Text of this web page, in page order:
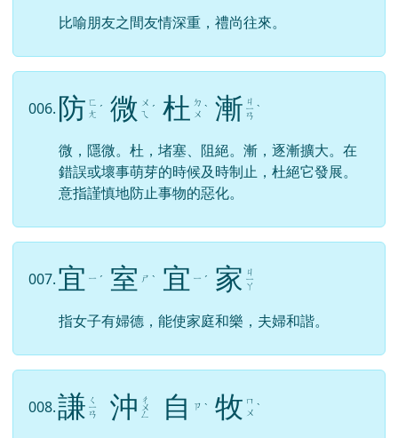
比喻朋友之間友情深重，禮尚往來。
006. 防 ㄈ
ㄤ ˊ 微 ㄨ
ㄟ
ˊ 杜 ㄉ
ㄨ ˋ 漸 ㄐ
ㄧ
ㄢ
ˋ
微，隱微。杜，堵塞、阻絕。漸，逐漸擴大。在
錯誤或壞事萌芽的時候及時制止，杜絕它發展。
意指謹慎地防止事物的惡化。
007.宜 ㄧ ˊ 室 ㄕ ˋ 宜 ㄧ ˊ 家 ㄐ
ㄧ
ㄚ
指女子有婦德，能使家庭和樂，夫婦和諧。
008.謙 ㄑ
ㄧ
ㄢ 沖 ㄔ
ㄨ
ㄥ 自 ㄗ ˋ 牧 ㄇ
ㄨ ˋ